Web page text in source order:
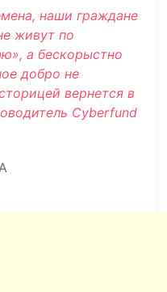
наши граждане
живут по
а бескорыстно
добро не
вернется в
Cyberfund